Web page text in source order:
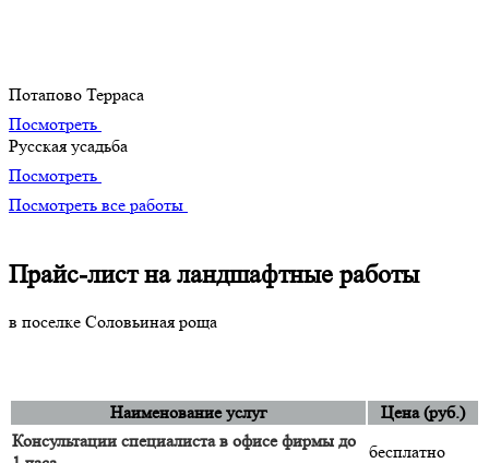
Потапово Терраса
Посмотреть
Русская усадьба
Посмотреть
Посмотреть все работы
Прайс-лист на ландшафтные работы
в поселке Соловьиная роща
Наименование услуг
Цена (руб.)
Консультации специалиста в офисе фирмы до
бесплатно